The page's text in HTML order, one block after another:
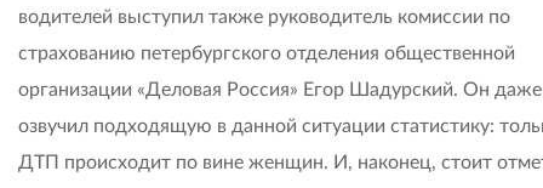
водителей выступил также руководитель комиссии по
страхованию петербургского отделения общественной
организации «Деловая Россия» Егор Шадурский. Он даже
озвучил подходящую в данной ситуации статистику:
ДТП происходит по вине женщин. И, наконец, стоит